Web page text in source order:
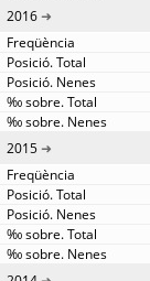
2016
2015